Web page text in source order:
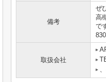
備考
ぜ
高
で
取扱会社